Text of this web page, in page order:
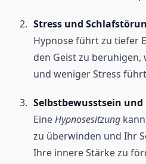
Stress und
Hypnose führt zu tiefer
den Geist zu beruhigen,
und weniger Stress
Selbstbewusstsein
EineHypnosesitzung
zu überwinden und Ihr
Ihre innere Stärke zu